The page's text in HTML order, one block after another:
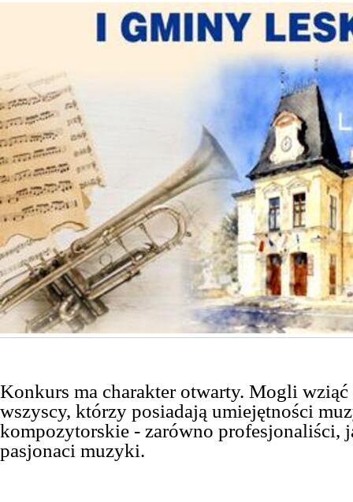
Konkurs ma charakter otwarty. Mogli wziąć
wszyscy, którzy posiadają umiejętności
kompozytorskie - zarówno profesjonaliści,
pasjonaci muzyki.